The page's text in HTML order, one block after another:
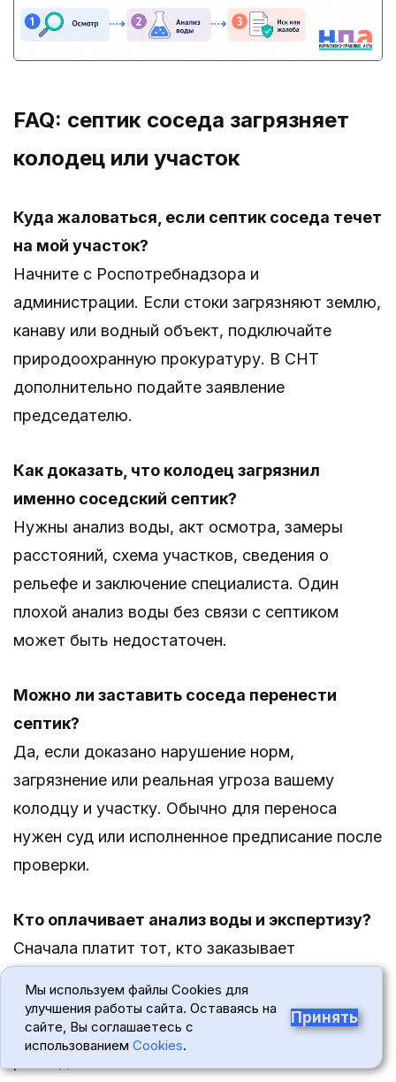
FAQ: септик соседа загрязняет
колодец или участок
Куда жаловаться, если септик соседа течет
на мой участок?
Начните с Роспотребнадзора и
администрации. Если стоки загрязняют землю,
канаву или водный объект, подключайте
природоохранную прокуратуру. В СНТ
дополнительно подайте заявление
председателю.
Как доказать, что колодец загрязнил
именно соседский септик?
Нужны анализ воды, акт осмотра, замеры
расстояний, схема участков, сведения о
рельефе и заключение специалиста. Один
плохой анализ воды без связи с септиком
может быть недостаточен.
Можно ли заставить соседа перенести
септик?
Да, если доказано нарушение норм,
загрязнение или реальная угроза вашему
колодцу и участку. Обычно для переноса
нужен суд или исполненное предписание после
проверки.
Кто оплачивает анализ воды и экспертизу?
Сначала платит тот, кто заказывает
эти расходы можно взыскать с него как
необходимые судебные или досудебные
Мы используем файлы Cookies для
улучшения работы сайта. Оставаясь на
сайте, Вы соглашаетесь с
использованием Cookies.
Принять